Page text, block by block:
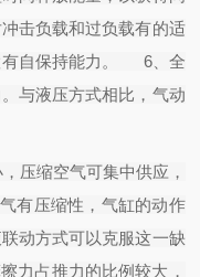
击负载和过负载有的适
有自保持能力。 6、全
与液压方式相比，气动
压缩空气可集中供应，
有压缩性，气缸的动作
动方式可以克服这一缺
力占推力的比例较大，